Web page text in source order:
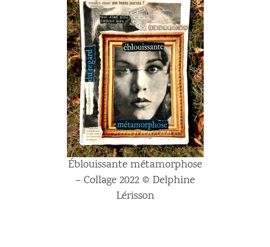
Éblouissante métamorphose
– Collage 2022 © Delphine
Lérisson